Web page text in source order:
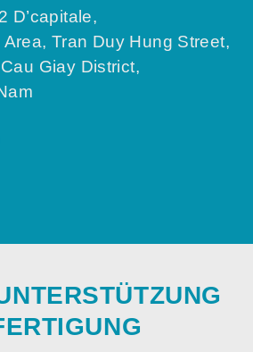
D’capitale,
Tran Duy Hung Street,
Giay District,